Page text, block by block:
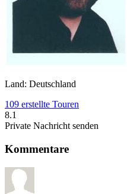
Land: Deutschland
109 erstellte Touren
8.1
Private Nachricht senden
Kommentare